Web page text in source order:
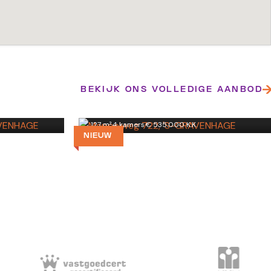
BEKIJK ONS VOLLEDIGE AANBOD
NIEUW
Meppelweg 722
127 m²·4 kamers·€ 535.000 K.K.